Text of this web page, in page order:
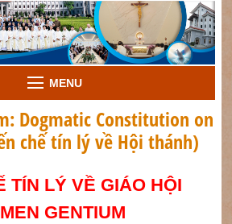
MENU
Dogmatic Constitution on
chế tín lý về Hội thánh)
TÍN LÝ VỀ GIÁO HỘI
GENTIUM